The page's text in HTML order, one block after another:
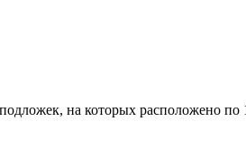
на которых расположено по